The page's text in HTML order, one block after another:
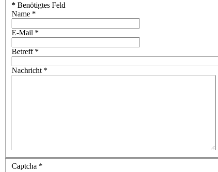
* Benötigtes Feld
Name *
E-Mail *
Betreff*
Nachricht*
Captcha *